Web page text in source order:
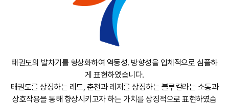
태권도의 발차기를 형상화하여 역동성. 방향성을 입체적으로 심플하
게 표현하였습니다.
태권도를 상징하는 레드, 춘천과 레저를 상징하는 블루칼라는 소통과
상호작용을 통해 향상시키고자 하는 가치를 상징적으로 표현하였습